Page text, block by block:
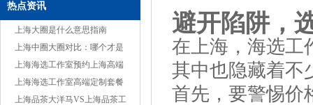
热点资讯
上海大圈是什么意思指南
上海中圈大圈对比：哪个才是
你的心头好？
上海海选工作室预约上海高端
喝茶工作室外卖
上海海选工作室高端定制套餐
避坑指南
上海品茶大洋马VS上海品茶工
避开陷阱，
在上海，海选工
其中也隐藏着不
首先，要警惕价